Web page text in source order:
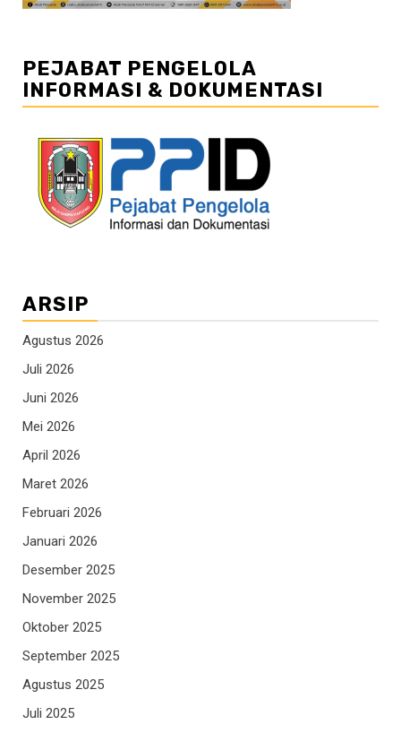
PEJABAT PENGELOLA
INFORMASI & DOKUMENTASI
ARSIP
Agustus 2026
Juli 2026
Juni 2026
Mei 2026
April 2026
Maret 2026
Februari 2026
Januari 2026
Desember 2025
November 2025
Oktober 2025
September 2025
Agustus 2025
Juli 2025